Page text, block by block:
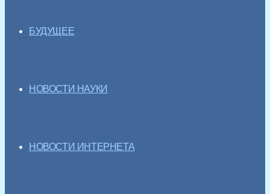
БУДУЩЕЕ
НОВОСТИ НАУКИ
НОВОСТИ ИНТЕРНЕТА